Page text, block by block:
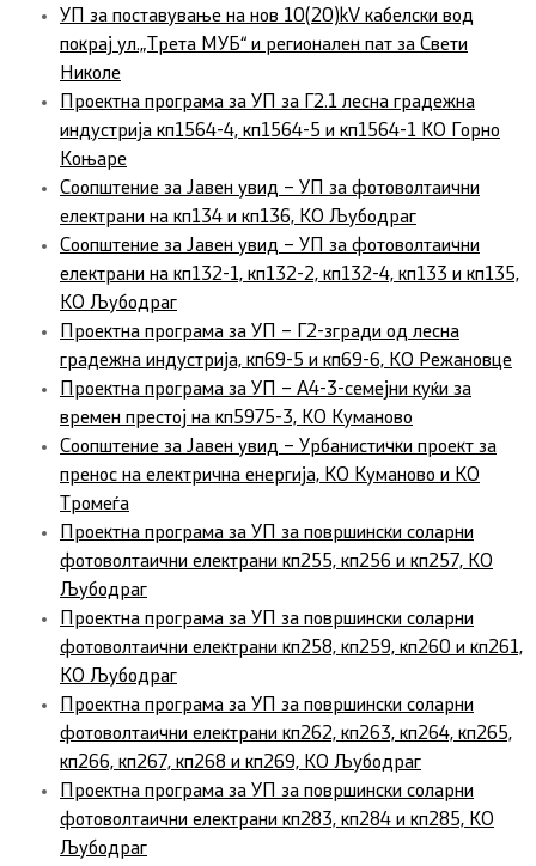
УП за поставување на нов 10(20)kV кабелски вод
покрај ул.„Трета МУБ“ и регионален пат за Свети
Николе
Проектна програма за УП за Г2.1 лесна градежна
индустрија кп1564-4, кп1564-5 и кп1564-1 КО Горно
Коњаре
Соопштение за Јавен увид – УП за фотоволтаични
електрани на кп134 и кп136, КО Љубодраг
Соопштение за Јавен увид – УП за фотоволтаични
електрани на кп132-1, кп132-2, кп132-4, кп133 и кп135,
КО Љубодраг
Проектна програма за УП – Г2-згради од лесна
градежна индустрија, кп69-5 и кп69-6, КО Режановце
Проектна програма за УП – А4-3-семејни куќи за
времен престој на кп5975-3, КО Куманово
Соопштение за Јавен увид – Урбанистички проект за
пренос на електрична енергија, КО Куманово и КО
Тромеѓа
Проектна програма за УП за површински соларни
фотоволтаични електрани кп255, кп256 и кп257, КО
Љубодраг
Проектна програма за УП за површински соларни
фотоволтаични електрани кп258, кп259, кп260 и кп261,
КО Љубодраг
Проектна програма за УП за површински соларни
фотоволтаични електрани кп262, кп263, кп264, кп265,
кп266, кп267, кп268 и кп269, КО Љубодраг
Проектна програма за УП за површински соларни
фотоволтаични електрани кп283, кп284 и кп285, КО
Љубодраг